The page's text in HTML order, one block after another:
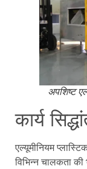
अपशिष्ट
कार्य
एल्यूमीनियम
विभिन्न चालकता